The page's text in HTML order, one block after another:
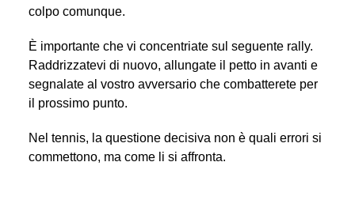
colpo comunque.
È importante che vi concentriate sul seguente rally.
Raddrizzatevi di nuovo, allungate il petto in avanti e
segnalate al vostro avversario che combatterete per
il prossimo punto.
Nel tennis, la questione decisiva non è quali errori si
commettono, ma come li si affronta.